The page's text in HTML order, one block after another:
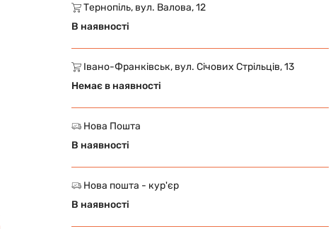
Тернопіль, вул. Валова, 12
В наявності
Івано-Франківськ, вул. Січових Стрільців, 13
Немає в наявності
Нова Пошта
В наявності
Нова пошта - кур'єр
В наявності